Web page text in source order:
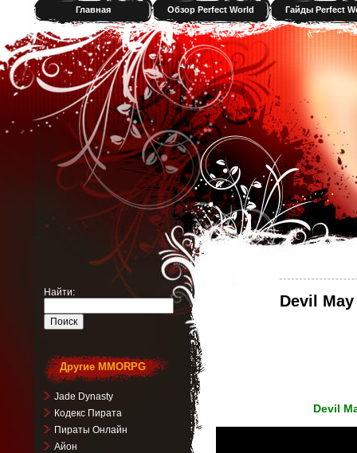
Главная Обзор Perfect World Гайды Perfect
Devil
Devil
Найти:
Другие MMORPG
Jade Dynasty
Кодекс Пирата
Пираты Онлайн
Айон